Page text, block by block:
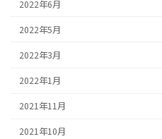
2022年6月
2022年5月
2022年3月
2022年1月
2021年11月
2021年10月